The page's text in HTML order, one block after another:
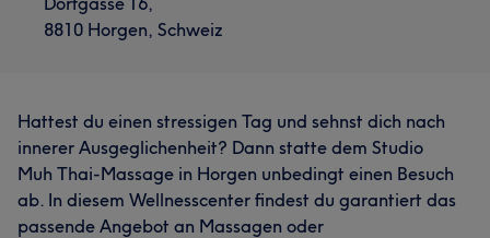
8810 Horgen, Schweiz
Hattest du einen stressigen Tag und sehnst dich nach
innerer Ausgeglichenheit? Dann statte dem Studio
Muh Thai-Massage in Horgen unbedingt einen Besuch
ab. In diesem Wellnesscenter findest du garantiert das
passende Angebot an Massagen oder